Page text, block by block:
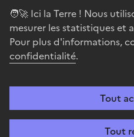
🧑‍🚀 Ici la Terre ! Nous
mesurer les statistiques et
Pour plus d'informations,
confidentialité.
Tout
Tout
en œuvre sa stratégie spatiale.
legifrance.gouv.fr
Accessibilité : partiellement
Gestion des cookies